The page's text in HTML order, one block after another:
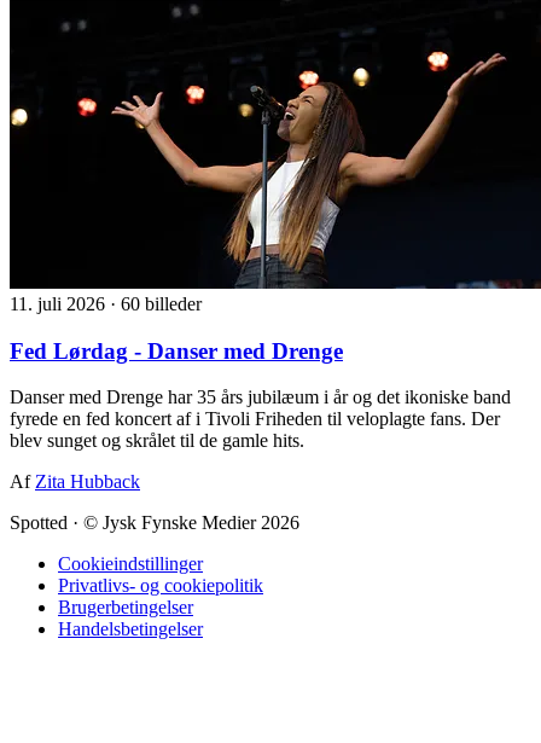
11. juli 2026 · 60 billeder
Fed Lørdag - Danser med Drenge
Danser med Drenge har 35 års jubilæum i år og det ikoniske band
fyrede en fed koncert af i Tivoli Friheden til veloplagte fans. Der
blev sunget og skrålet til de gamle hits.
Af Zita Hubback
Spotted · © Jysk Fynske Medier 2026
Cookieindstillinger
Privatlivs- og cookiepolitik
Brugerbetingelser
Handelsbetingelser